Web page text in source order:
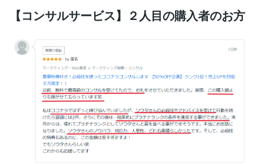
【コンサルサービス】２人目の購入者のお方